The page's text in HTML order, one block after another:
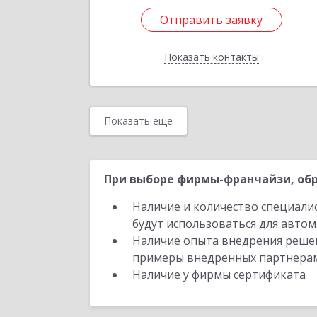
Отправить заявку
Показать контакты
Подробнее
Назад
Показать еще
При выборе фирмы-франчайзи,
Наличие и количество
будут использоваться для
Наличие опыта внедрения
примеры внедренных
Наличие у фирмы сертификата